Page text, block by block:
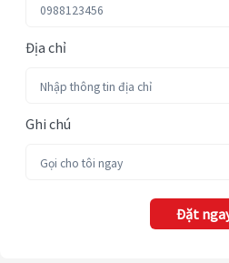
Địa chỉ
Ghi chú
Đặt